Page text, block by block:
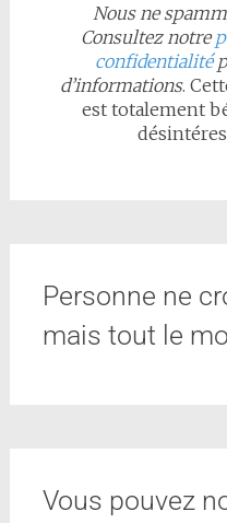
Nous ne
Consultez notre
confidentialité
d’informations.
est totalement
Personne ne
mais tout le
Vous pouvez